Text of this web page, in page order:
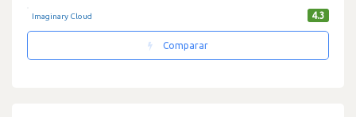
Imaginary Cloud 4.3
Comparar